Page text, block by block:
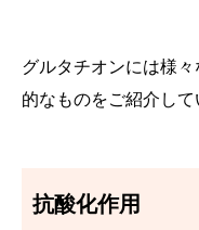
グルタチオンには様
的なものをご紹介して
抗酸化作用